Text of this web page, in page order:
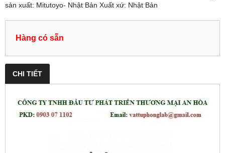
sản xuất: Mitutoyo- Nhật Bản Xuất xứ: Nhật Bản
Hàng có sẵn
CHI TIẾT